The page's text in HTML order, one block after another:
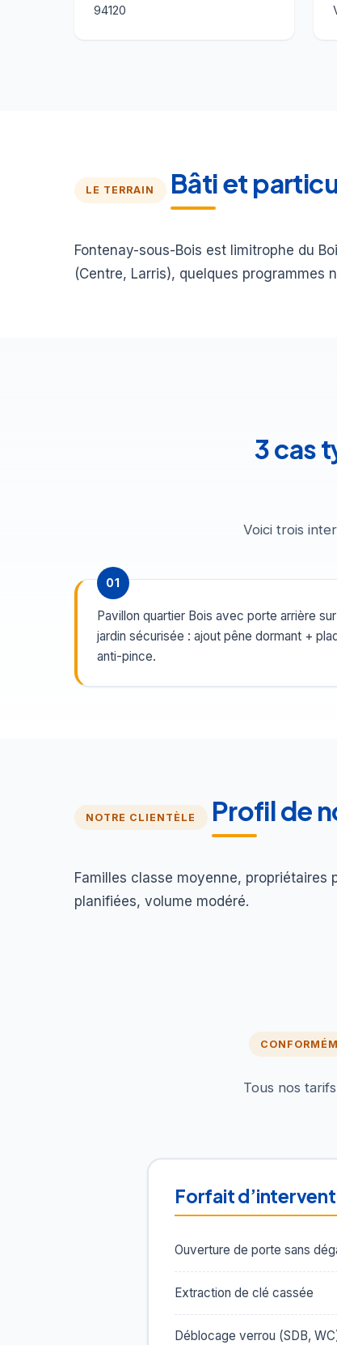
94120
LE TERRAIN Bâti et
Fontenay-sous-Bois est limitrophe du
(Centre, Larris), quelques programmes
3 cas
Voici trois
01
Pavillon quartier Bois avec porte arrière sur
jardin sécurisée : ajout pêne dormant +
anti-pince.
NOTRE CLIENTÈLE Profil de
Familles classe moyenne, propriétaires
planifiées, volume modéré.
Tous nos
Forfait
Ouverture de porte sans
Extraction de clé cassée
Déblocage verrou (SDB,